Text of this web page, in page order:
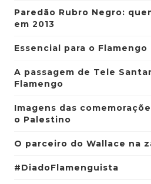
Paredão Rubro Negro:
em 2013
Essencial para o Flamengo
A passagem de Tele
Flamengo
Imagens das
o Palestino
O parceiro do Wallace na
#DiadoFlamenguista